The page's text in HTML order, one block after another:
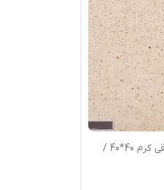
موزاییک سنگ ریز سماقی کرم 40*40 /